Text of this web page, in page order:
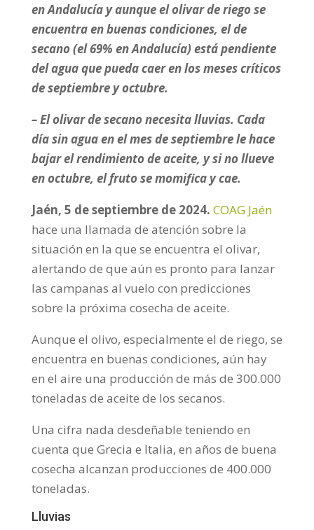
en Andalucía y aunque el olivar de riego se
encuentra en buenas condiciones, el de
secano (el 69% en Andalucía) está pendiente
del agua que pueda caer en los meses críticos
de septiembre y octubre.
– El olivar de secano necesita lluvias. Cada
día sin agua en el mes de septiembre le hace
bajar el rendimiento de aceite, y si no llueve
en octubre, el fruto se momifica y cae.
Jaén, 5 de septiembre de 2024. COAG Jaén
hace una llamada de atención sobre la
situación en la que se encuentra el olivar,
alertando de que aún es pronto para lanzar
las campanas al vuelo con predicciones
sobre la próxima cosecha de aceite.
Aunque el olivo, especialmente el de riego, se
encuentra en buenas condiciones, aún hay
en el aire una producción de más de 300.000
toneladas de aceite de los secanos.
Una cifra nada desdeñable teniendo en
cuenta que Grecia e Italia, en años de buena
cosecha alcanzan producciones de 400.000
toneladas.
Lluvias